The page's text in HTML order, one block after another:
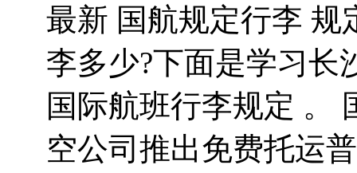
最新 国航规定行李 规
李多少?下面是学习长
国际航班行李规定 。
空公司推出免费托运